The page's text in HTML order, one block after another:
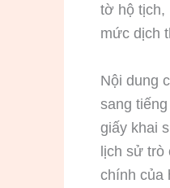
tờ hộ tịch,
mức dịch
Nội dung
sang
giấy khai
lịch sử trò
chính của